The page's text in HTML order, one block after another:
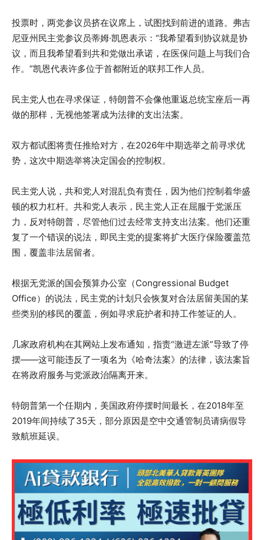
投票时，两党参议员挤在议席上，试图找到前进的道路。弗吉
尼亚州民主党参议员蒂姆·凯恩表示：“我希望看到协议就是协
议，而且我希望看到共和党做出承诺，在医保问题上与我们合
作。”凯恩代表许多位于首都附近的联邦工作人员。
民主党人也在寻求保证，特朗普不会像他重返总统宝座后一再
做的那样，无视他签署成为法律的支出法案。
双方都试图将责任推给对方，在2026年中期选举之前寻求优
势，这次中期选举将决定国会的控制权。
民主党人说，共和党人对混乱负有责任，因为他们控制着华盛
顿的权力杠杆。共和党人表示，民主党人正在屈服于党派压
力，反对特朗普，尽管他们过去经常支持支出法案。他们还重
复了一个错误的说法，即民主党的提案将扩大医疗保险覆盖范
围，覆盖非法居留者。
根据无党派的国会预算办公室（Congressional Budget
Office）的说法，民主党的计划只会恢复对合法居留美国的某
些类别的移民的覆盖，例如寻求庇护者和持工作签证的人。
几家政府机构在其网站上发布通知，指责“激进左派”导致了停
摆——这可能违反了一项名为《哈奇法案》的法律，该法案旨
在将政府服务与党派政治隔离开来。
特朗普第一个任期内，美国政府停摆时间最长，在2018年至
2019年间持续了35天，部分原因是空中交通管制员请病假导
致航班延误。